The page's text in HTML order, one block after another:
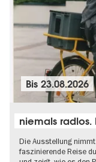
Bis23.08.2026
niemals radlos.
Die Ausstellung
faszinierende Reise